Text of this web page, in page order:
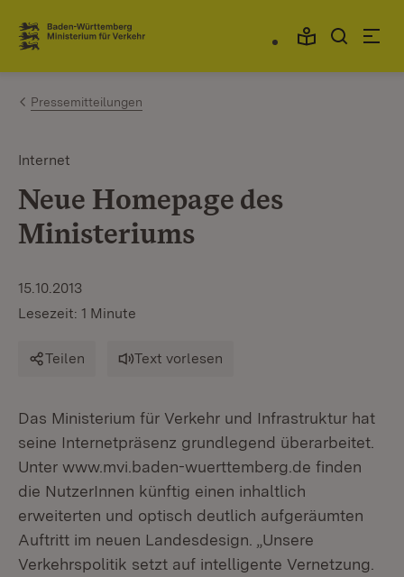
Zum Inhalt springen
Link zur Startseite
Pressemitteilungen
Internet
Neue Homepage des
Ministeriums
15.10.2013
Lesezeit: 1 Minute
Teilen Text vorlesen
Das Ministerium für Verkehr und Infrastruktur hat
seine Internetpräsenz grundlegend überarbeitet.
Unter www.mvi.baden-wuerttemberg.de finden
die NutzerInnen künftig einen inhaltlich
erweiterten und optisch deutlich aufgeräumten
Auftritt im neuen Landesdesign. „Unsere
Verkehrspolitik setzt auf intelligente Vernetzung.